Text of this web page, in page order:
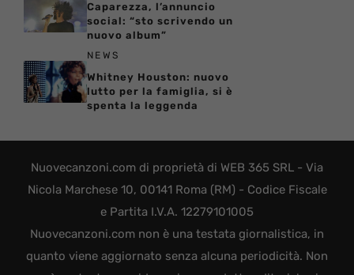
Caparezza, l’annuncio
social: “sto scrivendo un
nuovo album”
NEWS
Whitney Houston: nuovo
lutto per la famiglia, si è
spenta la leggenda
Nuovecanzoni.com di proprietà di WEB 365 SRL - Via
Nicola Marchese 10, 00141 Roma (RM) - Codice Fiscale
e Partita I.V.A. 12279101005
Nuovecanzoni.com non è una testata giornalistica, in
quanto viene aggiornato senza alcuna periodicità. Non